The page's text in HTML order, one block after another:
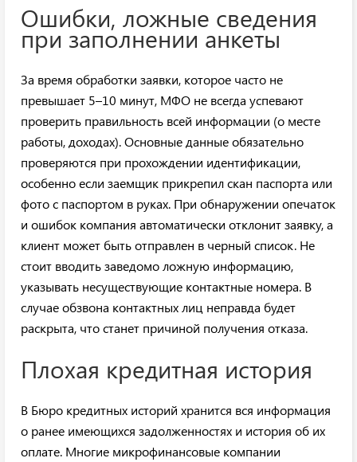
Ошибки, ложные сведения
при заполнении анкеты
За время обработки заявки, которое часто не
превышает 5–10 минут, МФО не всегда успевают
проверить правильность всей информации (о месте
работы, доходах). Основные данные обязательно
проверяются при прохождении идентификации,
особенно если заемщик прикрепил скан паспорта или
фото с паспортом в руках. При обнаружении опечаток
и ошибок компания автоматически отклонит заявку, а
клиент может быть отправлен в черный список. Не
стоит вводить заведомо ложную информацию,
указывать несуществующие контактные номера. В
случае обзвона контактных лиц неправда будет
раскрыта, что станет причиной получения отказа.
Плохая кредитная история
В Бюро кредитных историй хранится вся информация
о ранее имеющихся задолженностях и история об их
оплате. Многие микрофинансовые компании